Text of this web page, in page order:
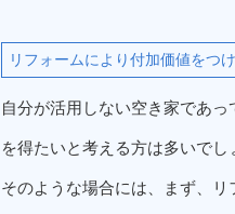
リフォームにより付加価値をつ
自分が活用しない空き家であ
を得たいと考える方は多いでし
そのような場合には、まず、